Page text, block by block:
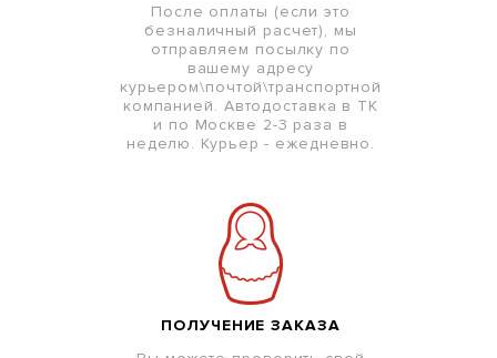
После оплаты (если это
безналичный расчет), мы
отправляем посылку по
вашему адресу
курьером\почтой\транспортной
компанией. Автодоставка в ТК
и по Москве 2-3 раза в
неделю. Курьер - ежедневно.
ПОЛУЧЕНИЕ ЗАКАЗА